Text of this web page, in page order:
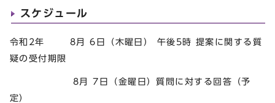
スケジュール
令和2年 8月 6日（木曜日） 午後5時 提案に関する質
疑の受付期限
8月 7日（金曜日）質問に対する回答（予
定）